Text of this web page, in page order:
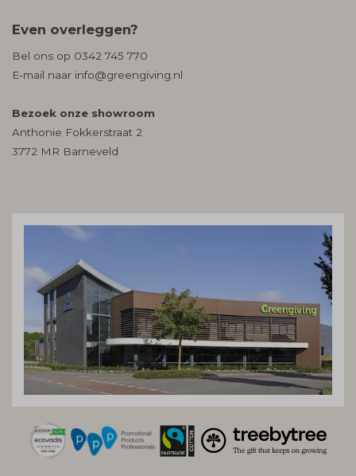
Even overleggen?
Bel ons op 0342 745 770
E-mail naar info@greengiving.nl
Bezoek onze showroom
Anthonie Fokkerstraat 2
3772 MR Barneveld